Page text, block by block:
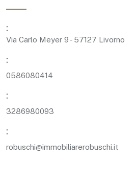
:
Via Carlo Meyer 9 - 57127 Livorno
:
0586080414
:
3286980093‬
:
robuschi@immobiliarerobuschi.it